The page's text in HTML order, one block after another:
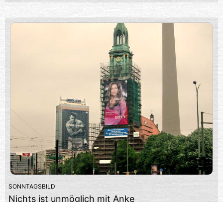
SONNTAGSBILD
Nichts ist unmöglich mit Anke